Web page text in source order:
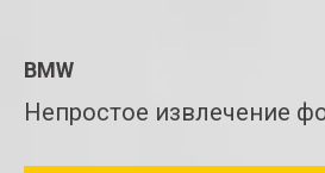
BMW
Непростое извлечение